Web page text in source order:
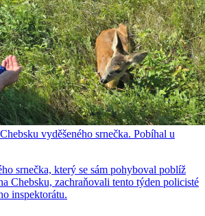
vyděšeného srnečka. Pobíhal u
srnečka, který se sám pohyboval poblíž
Chebsku, zachraňovali tento týden policisté
inspektorátu.